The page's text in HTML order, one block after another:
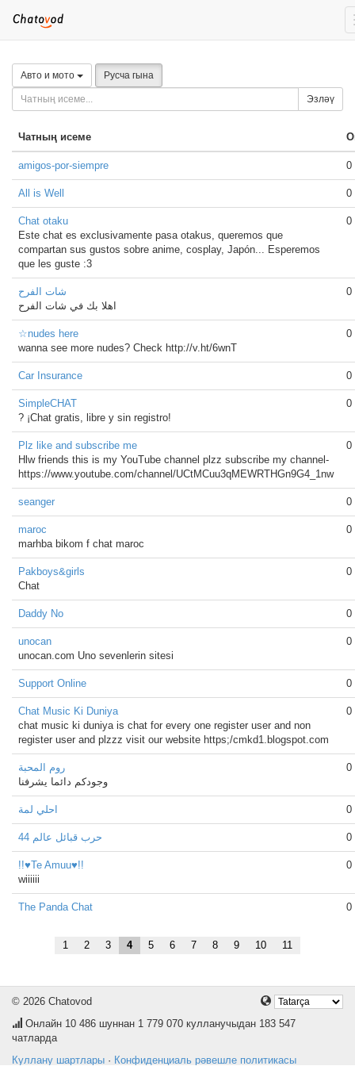
Авто и мото Русча гына
Эзләү
Чатның исеме
amigos-por-siempre 0
All is Well 0
Chat otaku
Este chat es exclusivamente pasa otakus, queremos que
compartan sus gustos sobre anime, cosplay, Japón... Esperemos
que les guste :3
0
شات الفرح
اهلا بك في شات الفرح
0
☆nudes here
wanna see more nudes? Check http://v.ht/6wnT
0
Car Insurance 0
SimpleCHAT
? ¡Chat gratis, libre y sin registro!
0
Plz like and subscribe me
Hlw friends this is my YouTube channel plzz subscribe my channel-
https://www.youtube.com/channel/UCtMCuu3qMEWRTHGn9G4_1nw
0
seanger 0
maroc
marhba bikom f chat maroc
0
Pakboys&girls
Chat
0
Daddy No 0
unocan
unocan.com Uno sevenlerin sitesi
0
Support Online 0
Chat Music Ki Duniya
chat music ki duniya is chat for every one register user and non
register user and plzzz visit our website https;/cmkd1.blogspot.com
0
روم المحبة
وجودكم دائما يشرفنا
0
احلي لمة 0
حرب قبائل عالم 44 0
!!♥Te Amuu♥!!
wiiiiii
0
The Panda Chat 0
1 2 3 4 5 6 7 8 9 10 11
© 2026 Chatovod
Онлайн 10 486 шуннан 1 779 070 кулланучыдан 183 547
чатларда
Куллану шартлары · Конфиденциаль рәвешле политикасы